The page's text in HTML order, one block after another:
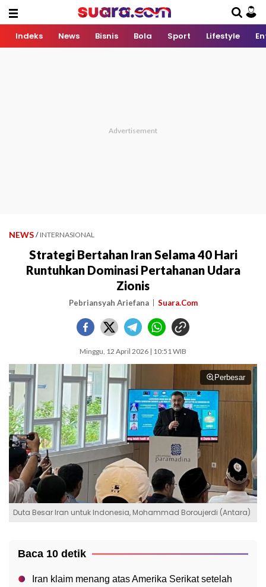
Indeks News Bisnis Bola Sport Lifestyle
NEWS / INTERNASIONAL
Strategi Bertahan Iran Selama 40 Hari
Runtuhkan Dominasi Pertahanan Udara
Zionis
Pebriansyah Ariefana Suara.Com
Minggu, 12 April 2026 | 10:51 WIB
Perbesar
Duta Besar Iran untuk Indonesia, Mohammad Boroujerdi (Antara)
Baca 10 detik
Iran klaim menang atas Amerika Serikat setelah